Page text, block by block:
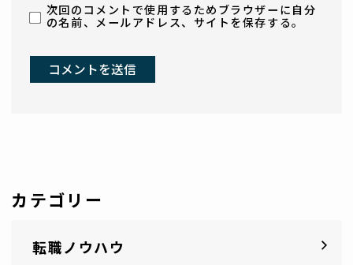
次回のコメントで使用するためブラウザーに自分
の名前、メールアドレス、サイトを保存する。
カテゴリー
転職ノウハウ